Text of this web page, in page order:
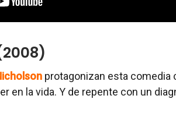
protagonizan esta comedia
en la vida. Y de repente con un